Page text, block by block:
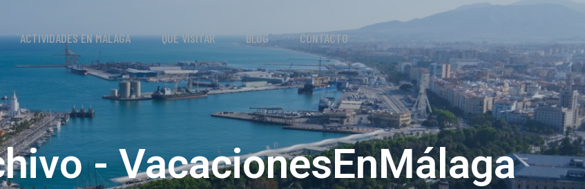
ACTIVIDADES EN MÁLAGA QUÉ VISITAR BLOG CONTACTO
- VacacionesEnMálaga